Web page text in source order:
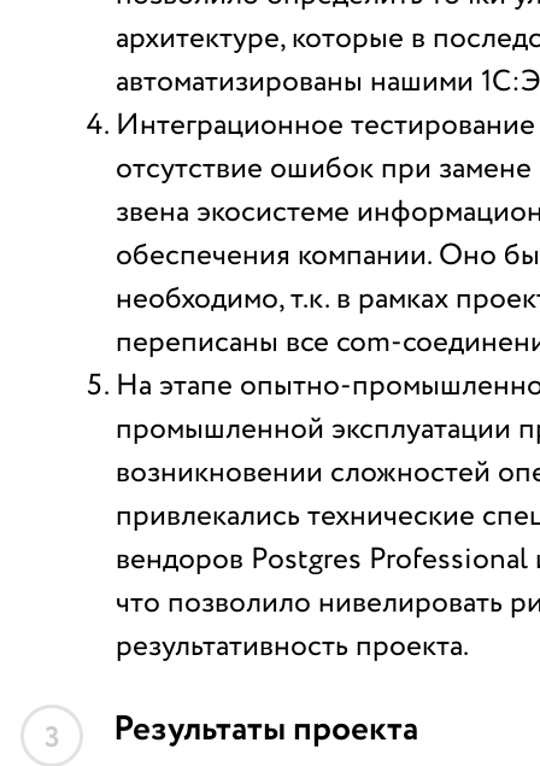
архитектуре, которые в
автоматизированы нашими
Интеграционное
отсутствие ошибок при
звена экосистеме
обеспечения компании. Оно
необходимо, т.к. в рамках
переписаны все com-
На этапе опытно-
промышленной эксплуатации
возникновении сложностей
привлекались технические
вендоров Postgres
что позволило нивелировать
результативность проекта.
3 Результаты проекта